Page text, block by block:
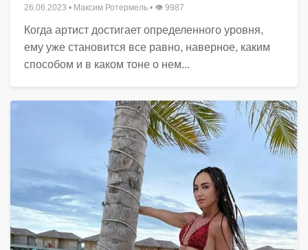
26.06.2023 • Максим Ротермель • 👁 9987
Когда артист достигает определенного уровня,
ему уже становится все равно, наверное, каким
способом и в каком тоне о нем...